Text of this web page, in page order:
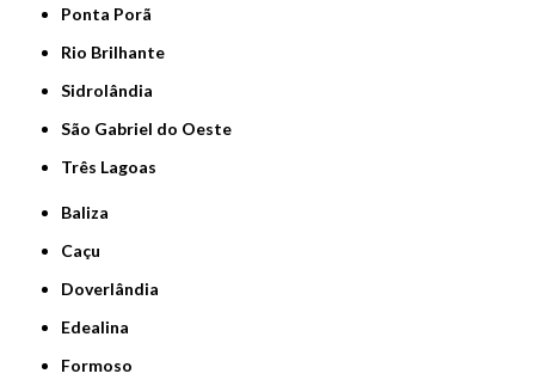
Ponta Porã
Rio Brilhante
Sidrolândia
São Gabriel do Oeste
Três Lagoas
Baliza
Caçu
Doverlândia
Edealina
Formoso